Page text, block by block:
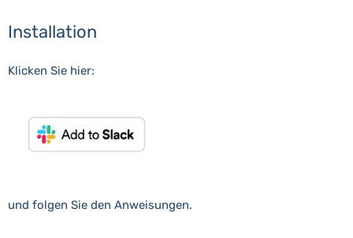
Installation
Klicken Sie hier:
und folgen Sie den Anweisungen.